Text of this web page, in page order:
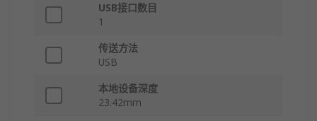
USB接口数目
1
传送方法
USB
本地设备深度
23.42mm